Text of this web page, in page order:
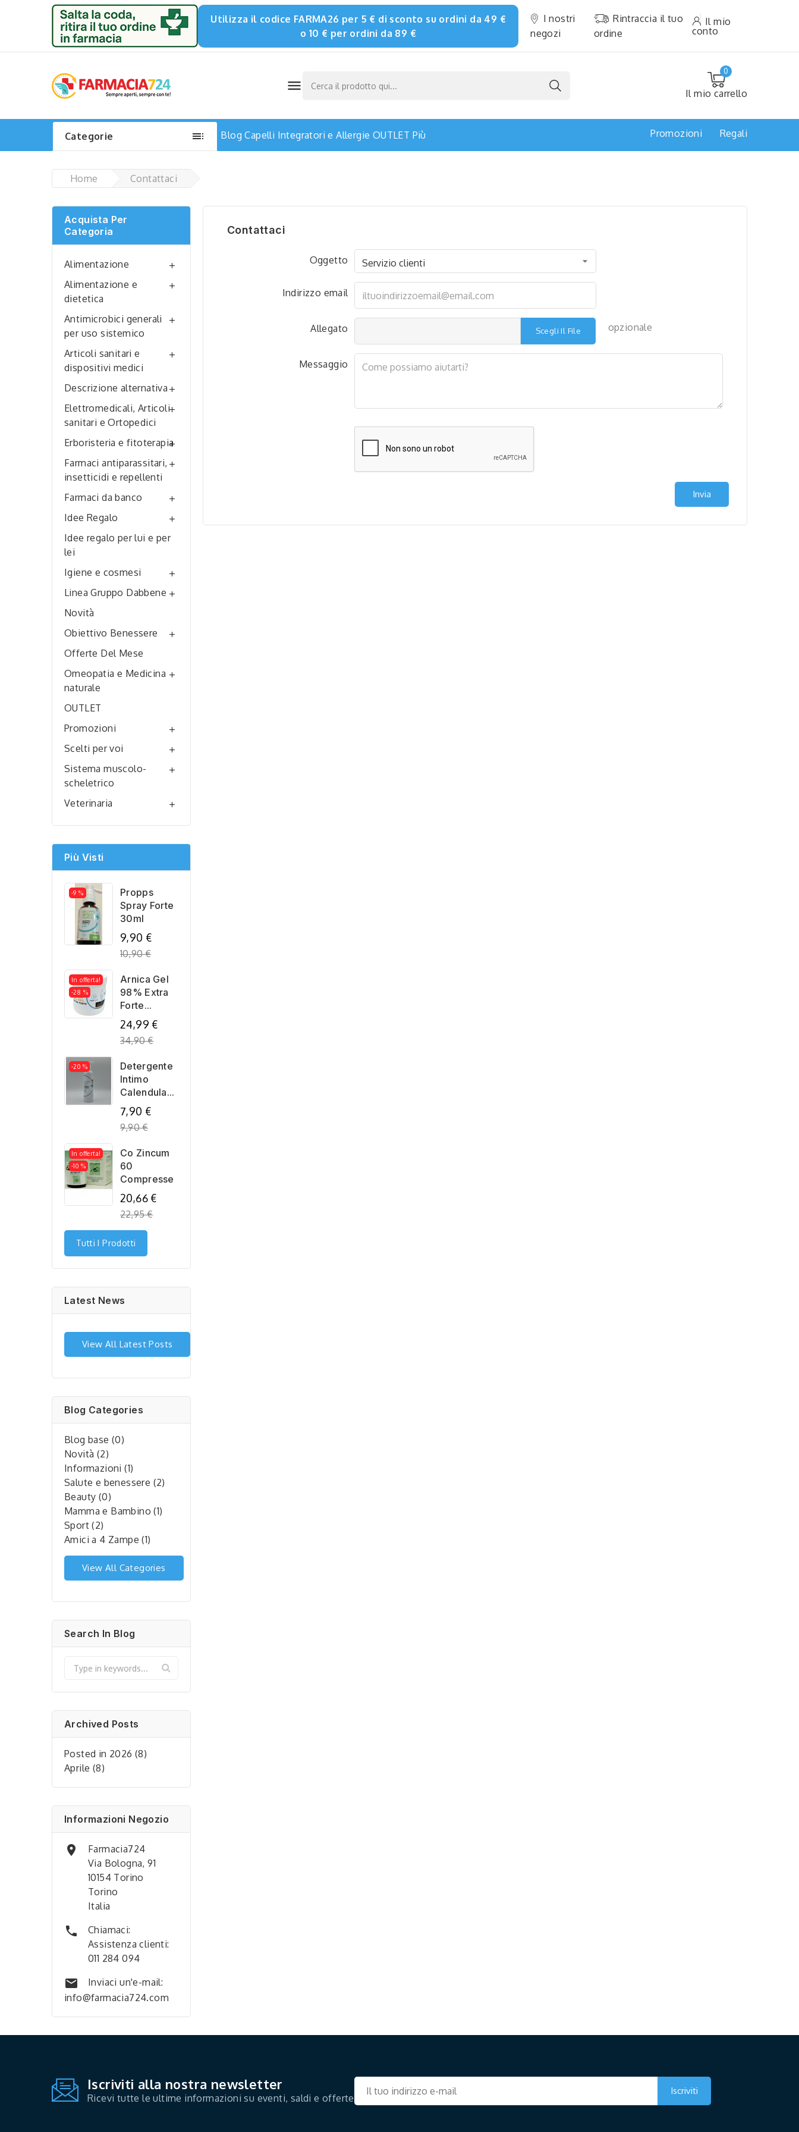
Utilizza il codice FARMA26 per 5 € di sconto su ordini da 49 €
o 10 € per ordini da 89 €
I nostri
negozi
Rintraccia il tuo
ordine
Il mio
conto

0
Il mio carrello

Categorie Blog Capelli Integratori e Allergie OUTLET Più Promozioni Regali
Home Contattaci
Acquista Per
Categoria
Alimentazione 
Alimentazione e
dietetica

Antimicrobici generali
per uso sistemico

Articoli sanitari e
dispositivi medici

Descrizione alternativa 
Elettromedicali, Articoli
sanitari e Ortopedici

Erboristeria e fitoterapia

Farmaci antiparassitari,
insetticidi e repellenti

Farmaci da banco 
Idee Regalo 
Idee regalo per lui e per
lei
Igiene e cosmesi

Linea Gruppo Dabbene 
Novità
Obiettivo Benessere

Offerte Del Mese
Omeopatia e Medicina
naturale

OUTLET
Promozioni

Scelti per voi 
Sistema muscolo-
scheletrico

Veterinaria 
Più Visti
-9 %
Propps
Spray Forte
30ml
9,90 €
10,90 €
In offerta!
-28 %
Arnica Gel
98% Extra
Forte...
24,99 €
34,90 €
-20 %
Detergente
Intimo
Calendula...
7,90 €
9,90 €
In offerta!
-10 %
Co Zincum
60
Compresse
20,66 €
22,95 €
Tutti I Prodotti
Latest News
View All Latest Posts
Blog Categories
Blog base (0)
Novità (2)
Informazioni (1)
Salute e benessere (2)
Beauty (0)
Mamma e Bambino (1)
Sport (2)
Amici a 4 Zampe (1)
View All Categories
Search In Blog
Archived Posts
Posted in 2026 (8)
Aprile (8)
Informazioni Negozio

Farmacia724
Via Bologna, 91
10154 Torino
Torino
Italia

Chiamaci:
Assistenza clienti:
011 284 094

Inviaci un'e-mail:
info@farmacia724.com
Contattaci
Oggetto
Indirizzo email
Allegato Scegli Il File opzionale
Messaggio
Iscriviti alla nostra newsletter
Ricevi tutte le ultime informazioni su eventi, saldi e offerte